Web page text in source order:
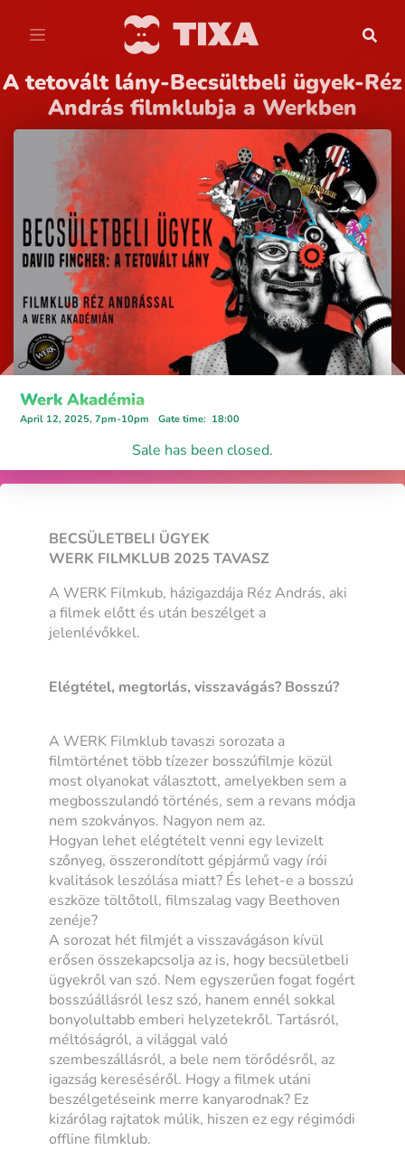
A tetovált lány-Becsültbeli ügyek-Réz
András filmklubja a Werkben
Werk Akadémia
April 12, 2025, 7pm-10pm Gate time: 18:00
Sale has been closed.
BECSÜLETBELI ÜGYEK
WERK FILMKLUB 2025 TAVASZ
A WERK Filmkub, házigazdája Réz András, aki
a filmek előtt és után beszélget a
jelenlévőkkel.
Elégtétel, megtorlás, visszavágás? Bosszú?
A WERK Filmklub tavaszi sorozata a
filmtörténet több tízezer bosszúfilmje közül
most olyanokat választott, amelyekben sem a
megbosszulandó történés, sem a revans módja
nem szokványos. Nagyon nem az.
Hogyan lehet elégtételt venni egy levizelt
szőnyeg, összerondított gépjármű vagy írói
kvalitások leszólása miatt? És lehet-e a bosszú
eszköze töltőtoll, filmszalag vagy Beethoven
zenéje?
A sorozat hét filmjét a visszavágáson kívül
erősen összekapcsolja az is, hogy becsületbeli
ügyekről van szó. Nem egyszerűen fogat fogért
bosszúállásról lesz szó, hanem ennél sokkal
bonyolultabb emberi helyzetekről. Tartásról,
méltóságról, a világgal való
szembeszállásról, a bele nem törődésről, az
igazság kereséséről. Hogy a filmek utáni
beszélgetéseink merre kanyarodnak? Ez
kizárólag rajtatok múlik, hiszen ez egy régimódi
offline filmklub.